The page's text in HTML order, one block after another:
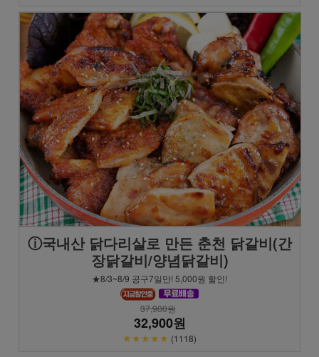
ⓘ국내산 닭다리살로 만든 춘천 닭갈비(간
장닭갈비/양념닭갈비)
★8/3~8/9 공구7일만! 5,000원 할인!
37,900원
32,900원
★★★★★ (1118)